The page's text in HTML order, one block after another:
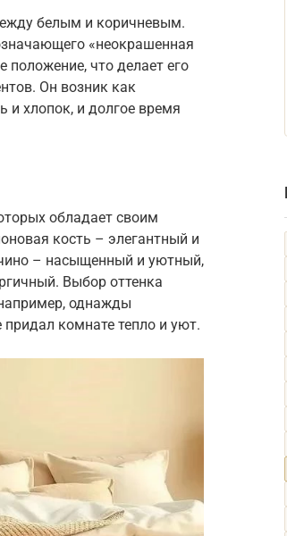
белым и коричневым.
«неокрашенная
положение, что делает его
Он возник как
и хлопок, и долгое время
обладает своим
кость – элегантный и
– насыщенный и уютный,
Выбор оттенка
однажды
придал комнате тепло и уют.